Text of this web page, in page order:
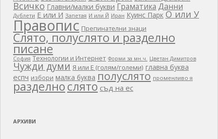
Всичко Главни/малки букви Граматика Данни
Дублети Е или И Запетая И или Й Иран Куинс Парк О или У
Правопис Препинателни знаци
Слято, полуслято и разделно
писане
София Технологии и Интернет Форми за мн.ч. Цветан Димитров
Чужди думи Я или Е (голям/големи) главна буква
еспч избори малка буква полуслято променливо я
разделнослято съд на ес
АРХИВИ